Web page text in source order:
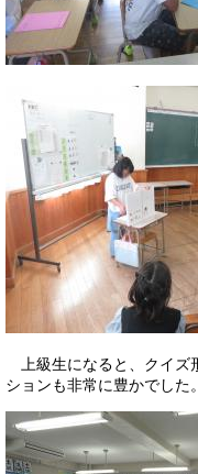
上級生になると、クイズ
ションも非常に豊かでした。